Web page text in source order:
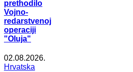
prethodilo
Vojno-
redarstvenoj
operaciji
"Oluja"
02.08.2026.
Hrvatska